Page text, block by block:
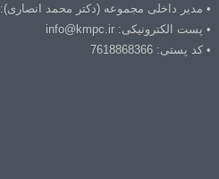
• مدیر داخلی مجموعه (دکتر محمد انصاری): 09135001840
• پست الکترونیکی: info@kmpc.ir
• کد پستی: 7618868366